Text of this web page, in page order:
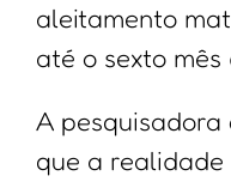
aleitamento
até o sexto
A pesquisadora
que a